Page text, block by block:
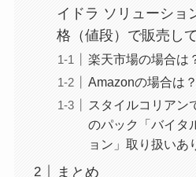
イドラ ソリューショ
格（値段）で販売し
楽天市場の場合は
Amazonの場合は？
スタイルコリアン
のパック「バイタ
ョン」取り扱いあ
まとめ